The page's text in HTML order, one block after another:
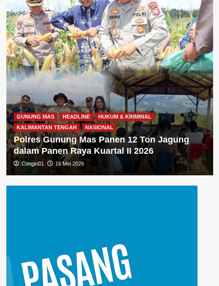
GUNUNG MAS HEADLINE
HUKUM & KRIMINAL
KALIMANTAN TENGAH
NASIONAL
Polres Gunung Mas Panen 12 Ton Jagung
dalam Panen Raya Kuartal II 2026
Congki01 16 Mei 2026